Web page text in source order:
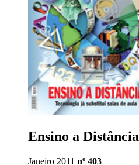
Ensino a Distância
Janeiro 2011 nº 403